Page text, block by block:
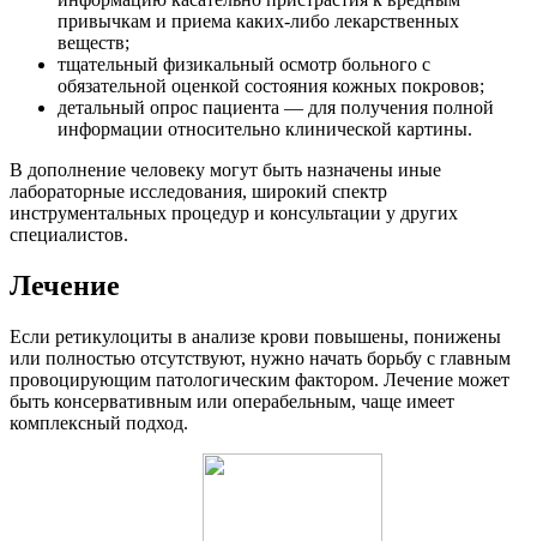
привычкам и приема каких-либо лекарственных
веществ;
тщательный физикальный осмотр больного с
обязательной оценкой состояния кожных покровов;
детальный опрос пациента — для получения полной
информации относительно клинической картины.
В дополнение человеку могут быть назначены иные
лабораторные исследования, широкий спектр
инструментальных процедур и консультации у других
специалистов.
Лечение
Если ретикулоциты в анализе крови повышены, понижены
или полностью отсутствуют, нужно начать борьбу с главным
провоцирующим патологическим фактором. Лечение может
быть консервативным или операбельным, чаще имеет
комплексный подход.